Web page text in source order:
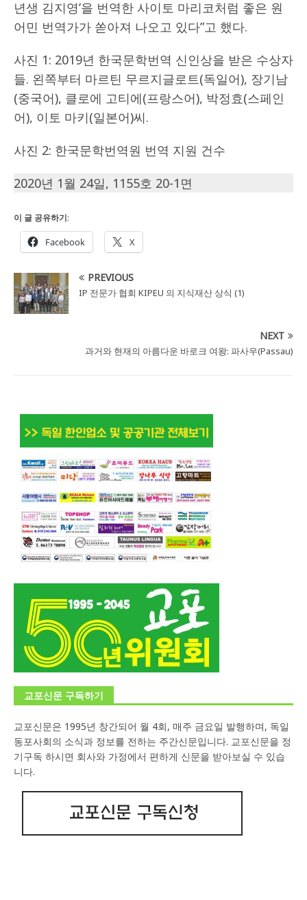
년생 김지영’을 번역한 사이토 마리코처럼 좋은 원
어민 번역가가 쏟아져 나오고 있다”고 했다.
사진 1: 2019년 한국문학번역 신인상을 받은 수상자
들. 왼쪽부터 마르틴 무르지글로트(독일어), 장기남
(중국어), 클로에 고티에(프랑스어), 박정효(스페인
어), 이토 마키(일본어)씨.
사진 2: 한국문학번역원 번역 지원 건수
2020년 1월 24일, 1155호 20-1면
이 글 공유하기:
Facebook X
PREVIOUS
IP 전문가 협회 KIPEU 의 지식재산 상식 (1)
NEXT
과거와 현재의 아름다운 바로크 여왕: 파사우(Passau)
교포신문 구독하기
교포신문은 1995년 창간되어 월 4회, 매주 금요일 발행하며, 독일
동포사회의 소식과 정보를 전하는 주간신문입니다. 교포신문을 정
기구독 하시면 회사와 가정에서 편하게 신문을 받아보실 수 있습
니다.